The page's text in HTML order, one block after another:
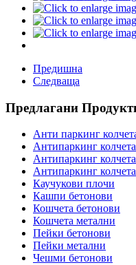
Предишна
Следваща
Предлагани
Анти паркинг
Антипаркинг
Антипаркинг
Антипаркинг
Каучукови плочи
Кашпи бетонови
Кошчета бетонови
Кошчета метални
Пейки бетонови
Пейки метални
Чешми бетонови